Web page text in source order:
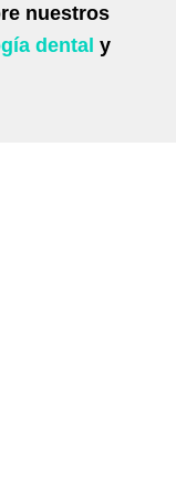
nuestros
dental y